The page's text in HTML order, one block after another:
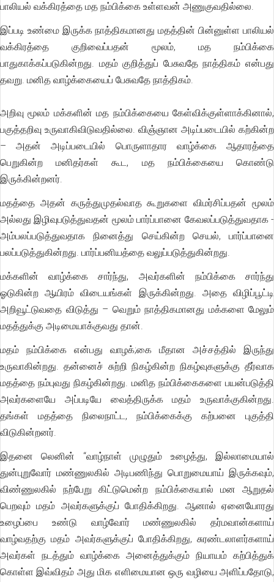
பாலியல் வக்கிரத்தை மத நம்பிக்கை உள்ளவன் அணுகுவதில்லை.
இப்படி உண்மை இருக்க நாத்திகமானது மதத்தின் பின்னுள்ள பாலியல்
வக்கிரத்தை குறிவைப்பதன் மூலம், மத நம்பிக்கை
பாதுகாக்கப்படுகின்றது. மதம் குறித்துப் பேசுவதே நாத்திகம் என்பது
தவறு. மனித வாழ்க்கையைப் பேசுவதே நாத்திகம்.
அறிவு மூலம் மக்களின் மத நம்பிக்கையை கேள்விக்குள்ளாக்கினால்,
பகுத்தறிவு உருவாகிவிடுவதில்லை. விஞ்ஞான அடிப்படையில் கற்கின்ற
– அதன் அடிப்படையில் பொருளாதார வாழ்க்கை ஆதாரத்தை
பெறுகின்ற மனிதர்கள் கூட, மத நம்பிக்கையை கொண்டு
இருக்கின்றனர்.
மதத்தை அதன் கருத்துமுதல்வாத கூறுகளை விமர்சிப்பதன் மூலம்
அல்லது இழிவுபடுத்துவதன் மூலம் பார்ப்பானை கேவலப்படுத்துவதாக -
அம்பலப்படுத்துவதாக நினைத்து செய்கின்ற செயல், பார்ப்பானை
பலப்படுத்துகின்றது. பார்ப்பனியத்தை வலுப்படுத்துகின்றது.
மக்களின் வாழ்க்கை சார்ந்து, அவர்களின் நம்பிக்கை சார்ந்து
ஓடுகின்ற ஆயிரம் விடையங்கள் இருக்கின்றது. அதை விழிப்பூட்டி
அறிவூட்டுவதை விடுத்து – வெறும் நாத்திகமானது மக்களை மேலும்
மதத்துக்கு அடிமையாக்குவது தான்.
மதம் நம்பிக்கை என்பது வாழக்;கை மீதான அச்சத்தில் இருந்து
உருவாகின்றது. தன்னைச் சுற்றி நிகழ்கின்ற நிகழ்வுகளுக்கு தீர்வாக
மதத்தை நம்புவது நிகழ்கின்றது. மனித நம்பிக்கைகளை பயன்படுத்தி
அவர்களையே அப்படியே வைத்திருக்க மதம் உருவாக்குகின்றது.
தங்கள் மதத்தை நிலைநாட்ட, நம்பிக்கைக்கு கற்பனை புகுத்தி
விடுகின்றனர்.
இதனை லெனின் “வாழ்நாள் முழுதும் உழைத்து, இல்லாமையால்
துன்புறுவோர் மண்ணுலகில் அடிபணிந்து பொறுமையாய் இருக்கவும்,
விண்ணுலகில் நற்பேறு கிட்டுமென்ற நம்பிக்கையால் மன ஆறுதல்
பெறவும் மதம் அவர்களுக்குப் போதிக்கிறது. ஆனால் ஏனையோரது
உழைப்பை உண்டு வாழ்வோர் மண்ணுலகில் தர்மவான்களாய்
வாழ்வதற்கு மதம் அவர்களுக்குப் போதிக்கிறது, சுரண்டலாளர்களாய்
அவர்கள் நடத்தும் வாழ்க்கை அனைத்துக்கும் நியாயம் கற்பித்துக்
கொள்ள இவ்விதம் அது மிக எளிமையான ஒரு வழியை அளிப்பதோடு,